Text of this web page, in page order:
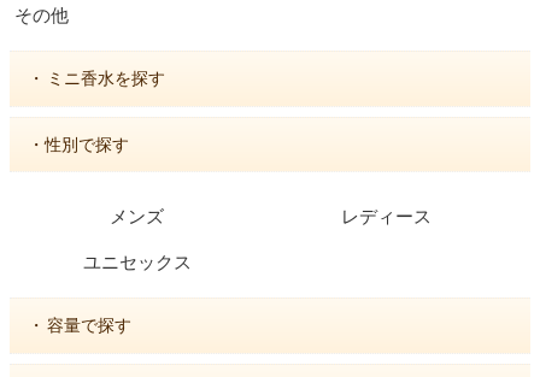
その他
・ ミニ香水を探す
・性別で探す
メンズ レディース
ユニセックス
・ 容量で探す